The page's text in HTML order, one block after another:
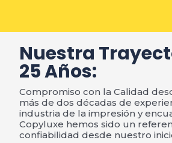
Nuestra
25 Años:
Compromiso con la Calidad
más de dos décadas de
industria de la impresión y
Copyluxe hemos sido un
confiabilidad desde nuestro